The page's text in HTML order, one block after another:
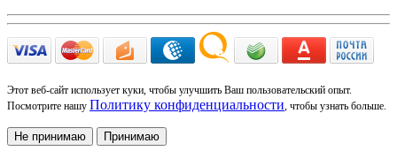
Этот веб-сайт использует куки, чтобы улучшить Ваш пользовательский опыт.
Посмотрите нашу Политику конфиденциальности, чтобы узнать больше.
Не принимаю Принимаю